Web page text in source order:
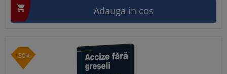
 Adauga in cos
-30%